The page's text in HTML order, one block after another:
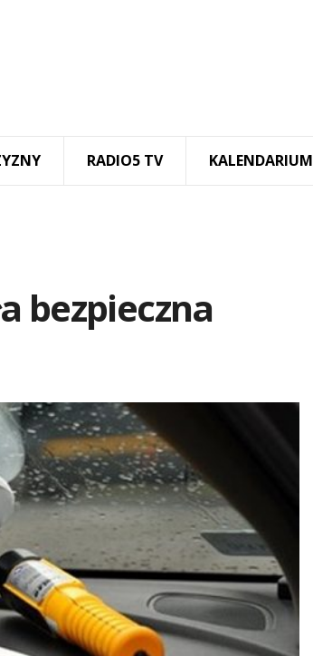
RADIO5 TV KALENDARIUM
bezpieczna